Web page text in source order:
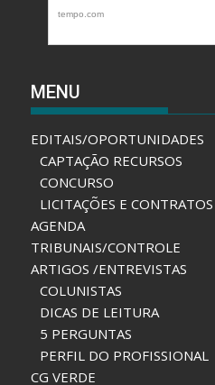
MENU
EDITAIS/OPORTUNIDADES
CAPTAÇÃO RECURSOS
CONCURSO
LICITAÇÕES E CONTRATOS
AGENDA
TRIBUNAIS/CONTROLE
ARTIGOS /ENTREVISTAS
COLUNISTAS
DICAS DE LEITURA
5 PERGUNTAS
PERFIL DO PROFISSIONAL
CG VERDE